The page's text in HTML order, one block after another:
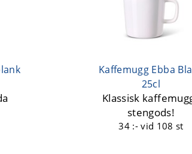
Kaffemugg Ebba
25cl
Klassisk
stengods!
34 :-vid 108 st